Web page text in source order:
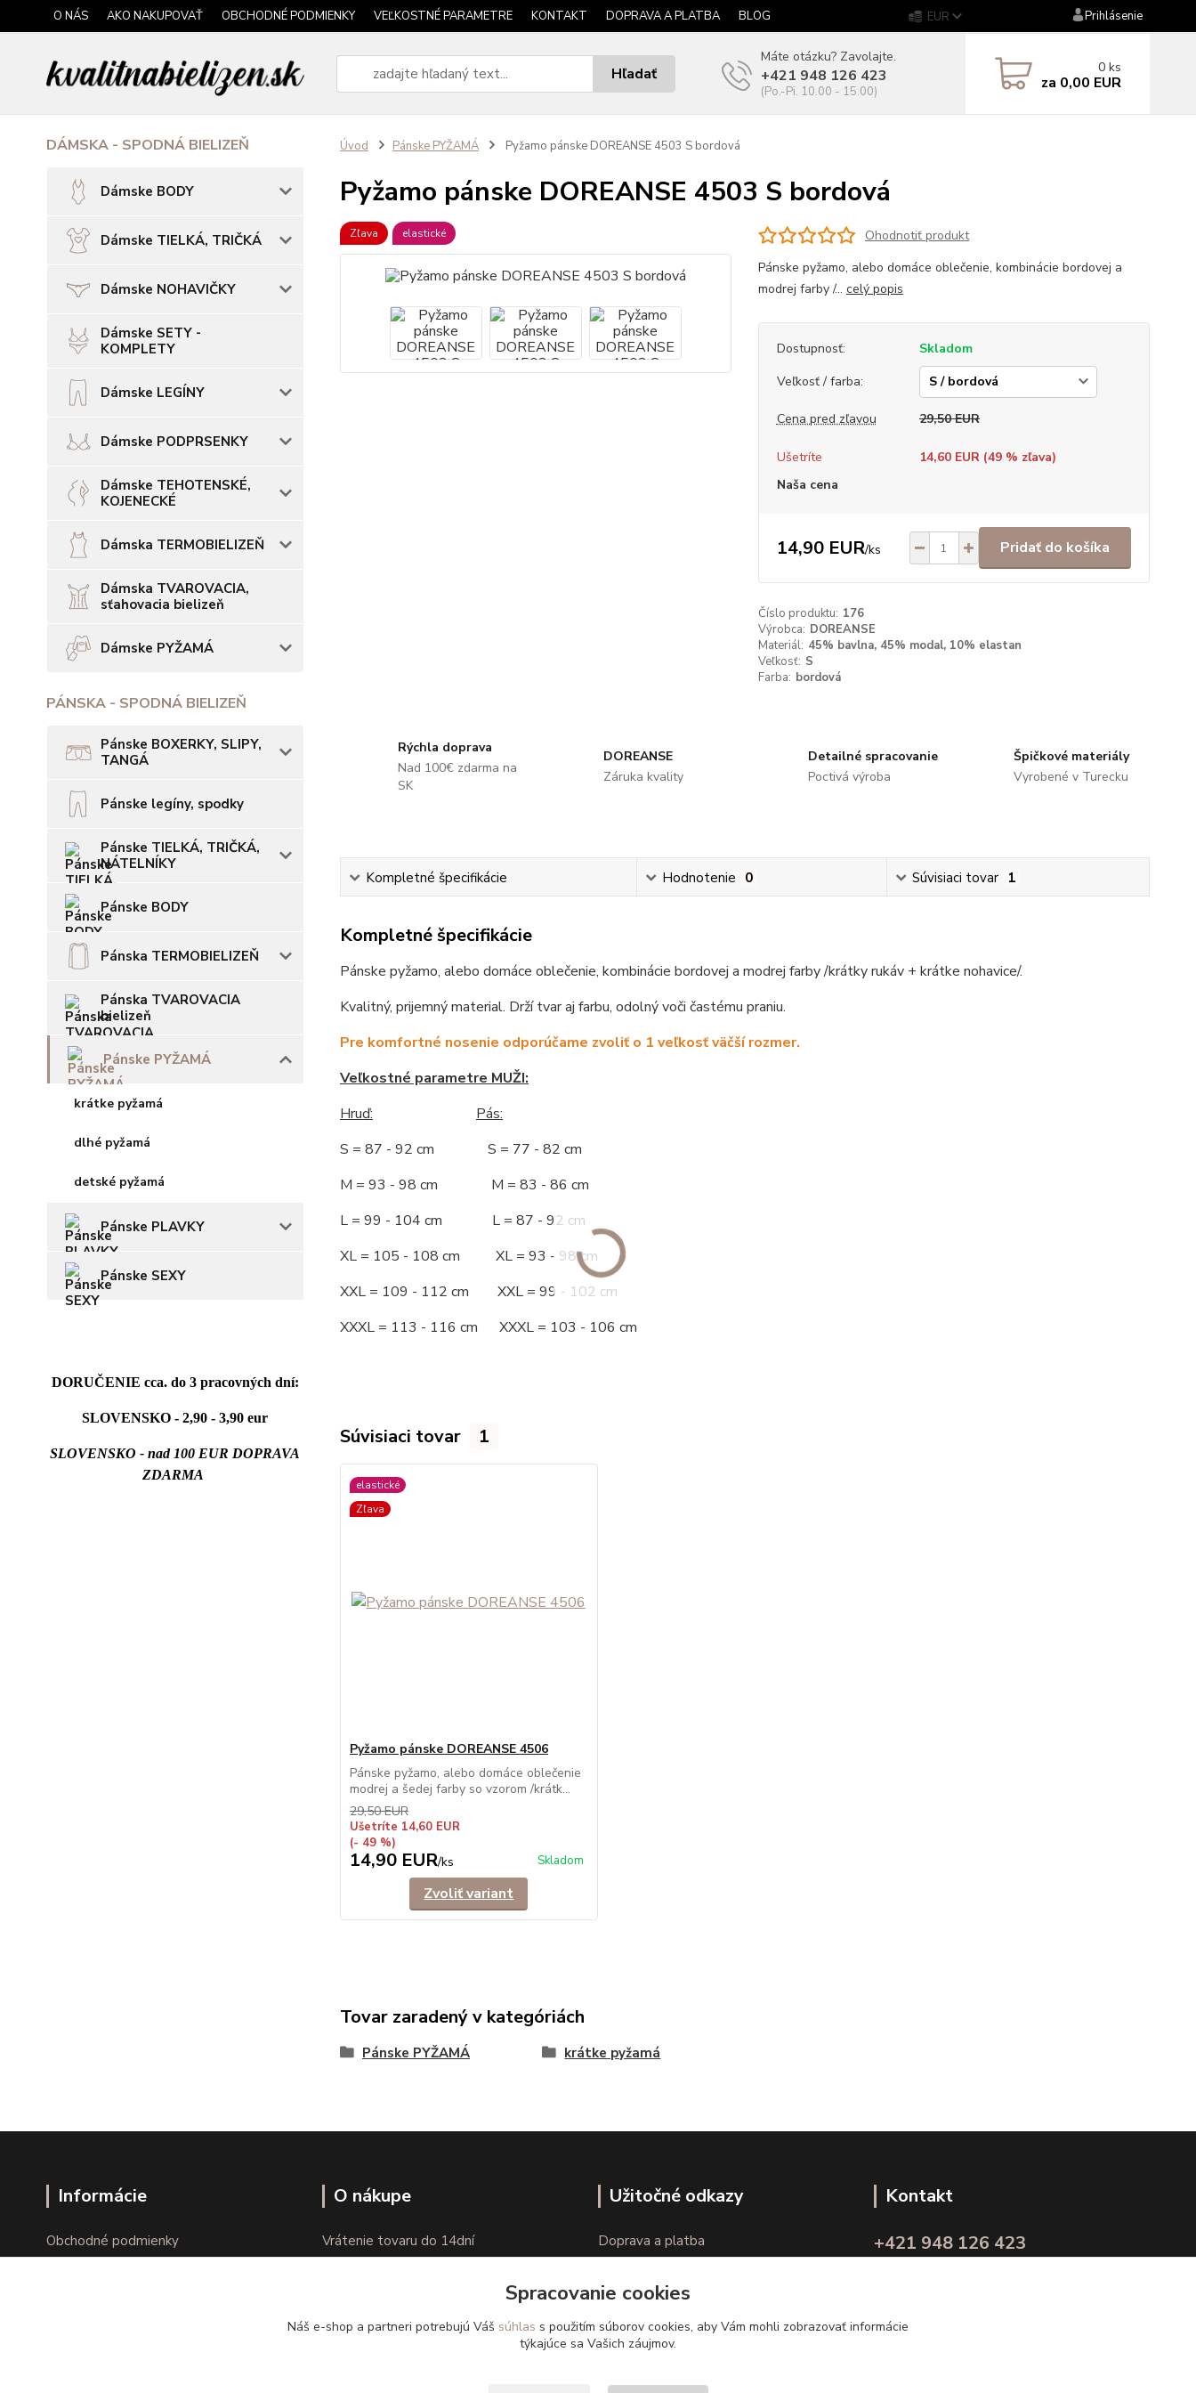
O NÁS AKO NAKUPOVAŤ OBCHODNÉ PODMIENKY VEĽKOSTNÉ PARAMETRE KONTAKT DOPRAVA A PLATBA BLOG EUR Prihlásenie
Hľadať
Máte otázku? Zavolajte.
+421 948 126 423
(Po.-Pi. 10.00 - 15.00)
0 ks
za 0,00 EUR
DÁMSKA - SPODNÁ BIELIZEŇ
Dámske BODY
Dámske TIELKÁ, TRIČKÁ
Dámske NOHAVIČKY
Dámske SETY -
KOMPLETY
Dámske LEGÍNY
Dámske PODPRSENKY
Dámske TEHOTENSKÉ,
KOJENECKÉ
Dámska TERMOBIELIZEŇ
Dámska TVAROVACIA,
sťahovacia bielizeň
Dámske PYŽAMÁ
PÁNSKA - SPODNÁ BIELIZEŇ
Pánske BOXERKY, SLIPY,
TANGÁ
Pánske legíny, spodky
Pánske TIELKÁ, TRIČKÁ,
NÁTELNÍKY
Pánske BODY
Pánska TERMOBIELIZEŇ
Pánska TVAROVACIA
bielizeň
Pánske PYŽAMÁ
krátke pyžamá
dlhé pyžamá
detské pyžamá
Pánske PLAVKY
Pánske SEXY
DORUČENIE cca. do 3 pracovných dní:
SLOVENSKO - 2,90 - 3,90 eur
SLOVENSKO - nad 100 EUR DOPRAVA
ZDARMA
Úvod Pánske PYŽAMÁ Pyžamo pánske DOREANSE 4503 S bordová
Pyžamo pánske DOREANSE 4503 S bordová
Zľava elastické
Ohodnotiť produkt
Pánske pyžamo, alebo domáce oblečenie, kombinácie bordovej a
modrej farby /... celý popis
Dostupnosť:
Skladom
Veľkosť / farba:
Cena pred zľavou 29,50 EUR
Ušetríte 14,60 EUR (49% zľava)
Naša cena
14,90 EUR/ks Pridať do košíka
Číslo produktu: 176
Výrobca: DOREANSE
Materiál: 45% bavlna, 45% modal, 10% elastan
Veľkosť: S
Farba: bordová
Rýchla doprava
Nad 100€ zdarma na
SK
DOREANSE
Záruka kvality
Detailné spracovanie
Poctivá výroba
Špičkové materiály
Vyrobené v Turecku
Kompletné špecifikácie Hodnotenie 0 Súvisiaci tovar 1
Kompletné špecifikácie
Pánske pyžamo, alebo domáce oblečenie, kombinácie bordovej a modrej farby /krátky rukáv + krátke nohavice/.
Kvalitný, prijemný material. Drží tvar aj farbu, odolný voči častému praniu.
Pre komfortné nosenie odporúčame zvoliť o 1 veľkosť väčší rozmer.
Veľkostné parametre MUŽI:
Hruď:
Pás:
S = 87 - 92 cm S = 77 - 82 cm
M = 93 - 98 cm M = 83 - 86 cm
L = 99 - 104 cm L = 87 - 92 cm
XL = 105 - 108 cm XL = 93 - 98 cm
XXL = 109 - 112 cm XXL = 99 - 102 cm
XXXL = 113 - 116 cm XXXL = 103 - 106 cm
Súvisiaci tovar 1
elastické
Zľava
Pyžamo pánske DOREANSE 4506
Pánske pyžamo, alebo domáce oblečenie
modrej a šedej farby so vzorom /krátk...
29,50 EUR
Ušetríte 14,60 EUR
(- 49 %)
14,90 EUR/ks Skladom
Zvoliť variant
Tovar zaradený v kategóriách
Pánske PYŽAMÁ krátke pyžamá
Informácie
Obchodné podmienky
O nákupe
Vrátenie tovaru do 14dní
Užitočné odkazy
Doprava a platba
Kontakt
+421 948 126 423
Spracovanie cookies
Náš e-shop a partneri potrebujú Váš súhlas s použitím súborov cookies, aby Vám mohli zobrazovať informácie
týkajúce sa Vašich záujmov.